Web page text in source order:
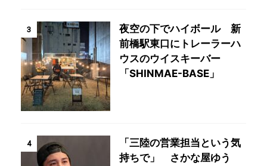
3
夜空の下でハイボール 新
前橋駅東口にトレーラーハ
ウスのウイスキーバー
「SHINMAE-BASE」
4
「三陸の営業担当という気
持ちで」 さかな屋ゆう